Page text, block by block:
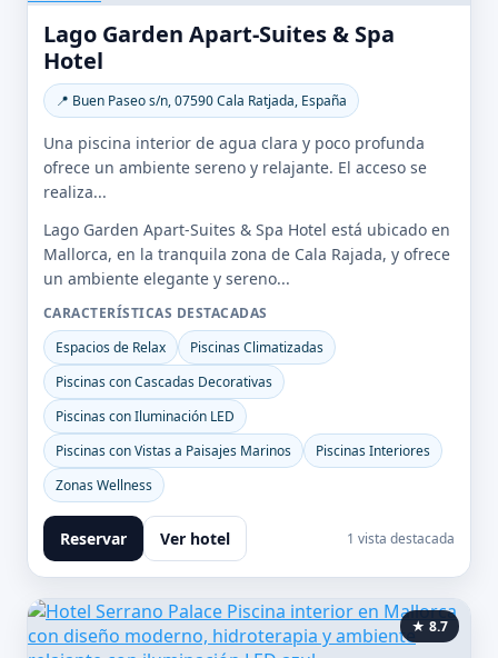
Lago Garden Apart-Suites & Spa
Hotel
📍 Buen Paseo s/n, 07590 Cala Ratjada, España
Una piscina interior de agua clara y poco profunda
ofrece un ambiente sereno y relajante. El acceso se
realiza...
Lago Garden Apart-Suites & Spa Hotel está ubicado en
Mallorca, en la tranquila zona de Cala Rajada, y ofrece
un ambiente elegante y sereno...
CARACTERÍSTICAS DESTACADAS
Espacios de Relax
Piscinas Climatizadas
Piscinas con Cascadas Decorativas
Piscinas con Iluminación LED
Piscinas con Vistas a Paisajes Marinos
Piscinas Interiores
Zonas Wellness
Reservar Ver hotel 1 vista destacada
★ 8.7